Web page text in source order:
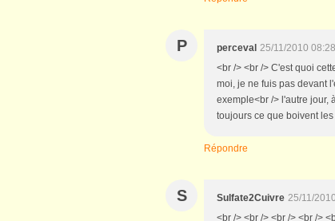
P perceval 25/11/2010 08:28
<br /> <br /> C'est quoi
moi, je ne fuis pas devant
exemple<br /> l'autre jour,
toujours ce que boivent
Répondre
S Sulfate2Cuivre 25/11/
<br /> <br /> <br /> <br />